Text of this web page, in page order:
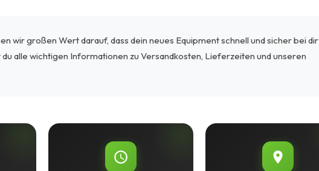
wir großen Wert darauf, dass dein neues Equipment schnell und sicher bei dir
alle wichtigen Informationen zu Versandkosten, Lieferzeiten und unseren